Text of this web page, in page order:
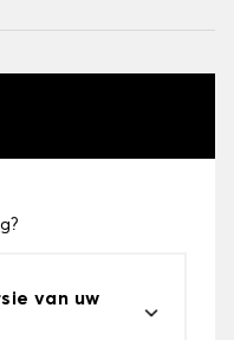
van uw